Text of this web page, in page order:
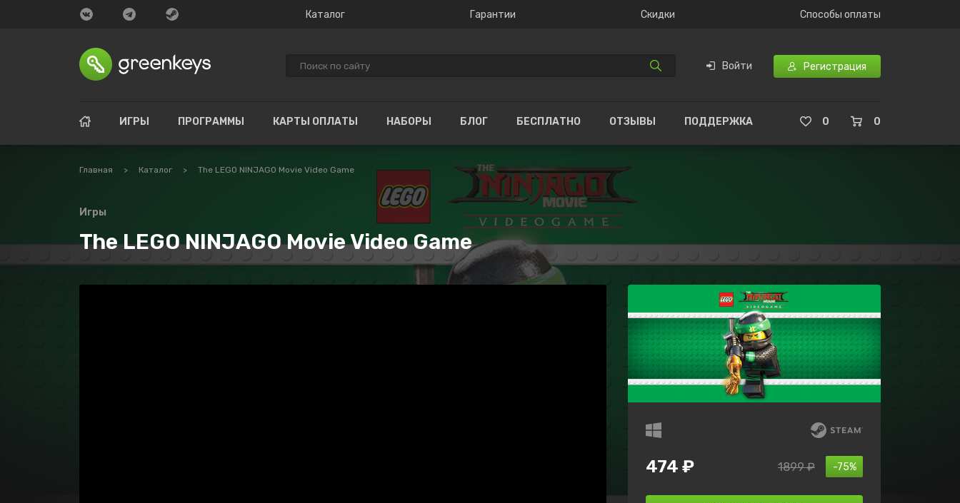
Каталог Гарантии Скидки Способы оплаты
Войти Регистрация
ИГРЫ ПРОГРАММЫ КАРТЫ ОПЛАТЫ НАБОРЫ БЛОГ БЕСПЛАТНО ОТЗЫВЫ ПОДДЕРЖКА 0
0
Главная > Каталог > The LEGO NINJAGO Movie Video Game
Игры
The LEGO NINJAGO Movie Video Game
474 ₽ -75%
1899 ₽